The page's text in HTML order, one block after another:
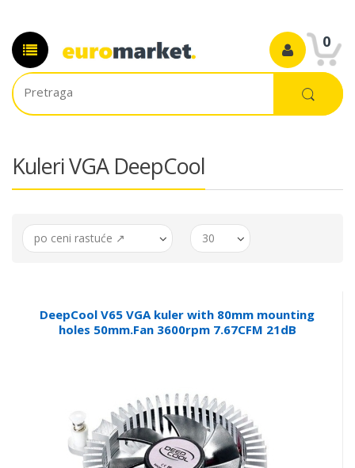
0
Kuleri VGA DeepCool
po ceni rastuće ↗ 30
DeepCool V65 VGA kuler with 80mm mounting
holes 50mm.Fan 3600rpm 7.67CFM 21dB